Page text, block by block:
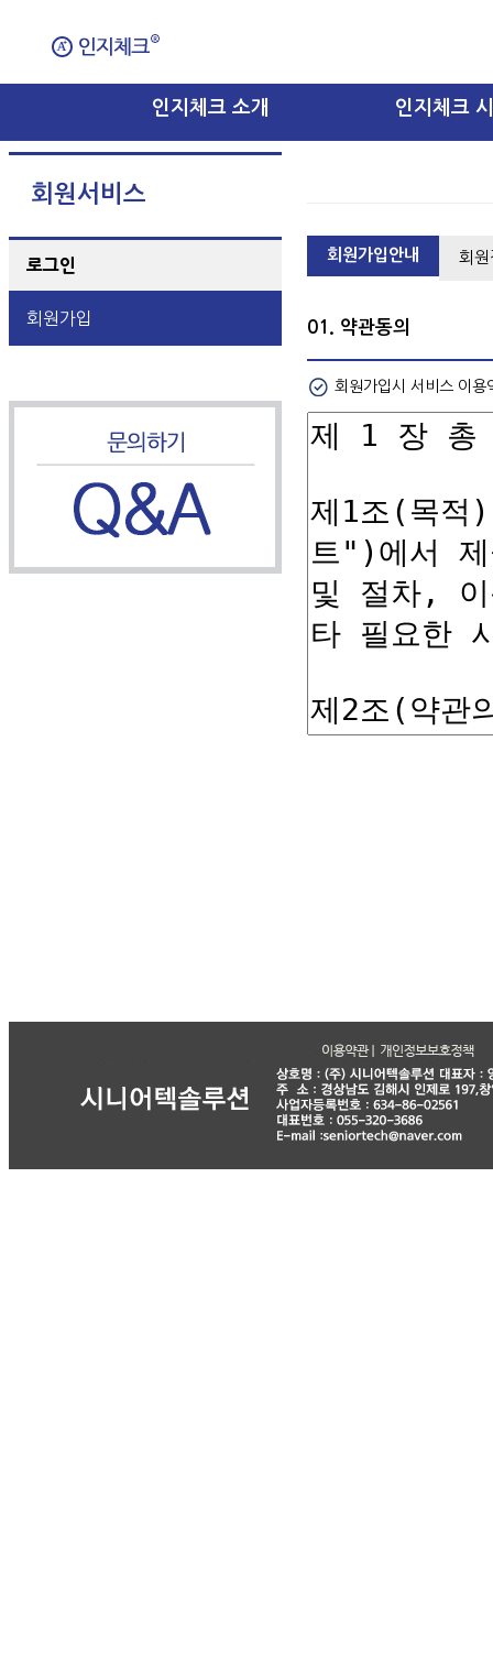
인지체크 소개 인지체크
회원서비스
로그인
회원가입
회원가입안내 회원
01. 약관동의
회원가입시 서비스 이용